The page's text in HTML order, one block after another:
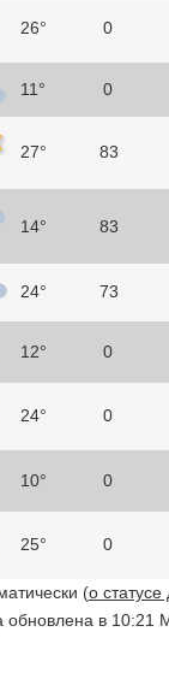
26° 0
11° 0
27° 83
14° 83
24° 73
12° 0
24° 0
10° 0
25° 0
(о статусе
обновлена в 10:21